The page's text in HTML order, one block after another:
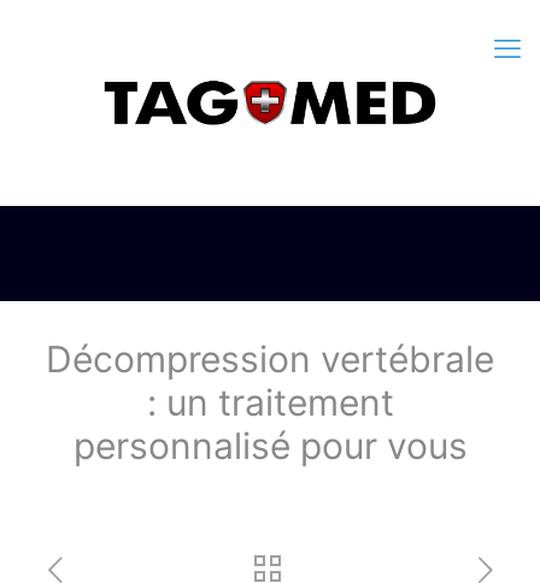
Décompression vertébrale
: un traitement
personnalisé pour vous